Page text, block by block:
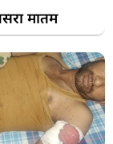
मातम